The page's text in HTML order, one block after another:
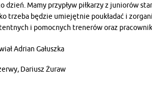
dzień. Mamy przypływ piłkarzy z juniorów
trzeba będzie umiejętnie poukładać i
i pomocnych trenerów oraz
Adrian Gałuszka
, Dariusz Żuraw